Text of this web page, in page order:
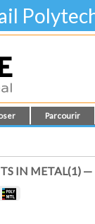
Parcourir
IN METAL(1) —